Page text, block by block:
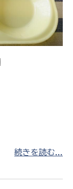
続きを読む...